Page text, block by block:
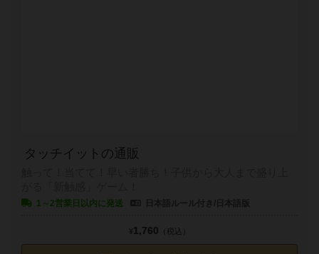
タッチイットの通販
1～2営業日以内に発送
¥1,760 （税込）